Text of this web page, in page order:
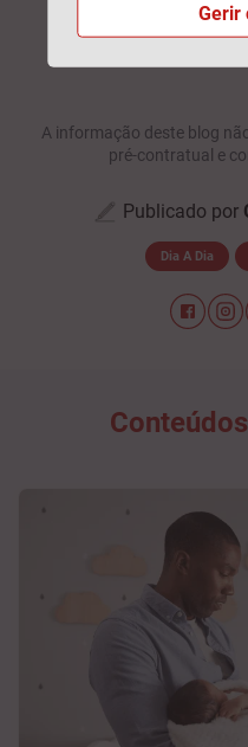
A informação deste blog
pré-contratual e
Publicado por
Dia A Dia
Gerir